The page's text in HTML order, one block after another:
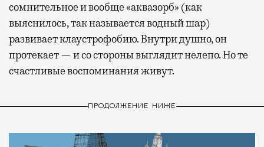
сомнительное и вообще «аквазорб» (как
выяснилось, так называется водный шар)
развивает клаустрофобию. Внутри душно, он
протекает — и со стороны выглядит нелепо. Но те
счастливые воспоминания живут.
ПРОДОЛЖЕНИЕ НИЖЕ